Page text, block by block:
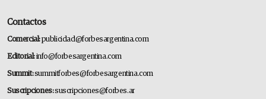
Contactos
Comercial:publicidad@forbesargentina.com
Editorial:info@forbesargentina.com
Summit:summitforbes@forbesargentina.com
Suscripciones:suscripciones@forbes.ar